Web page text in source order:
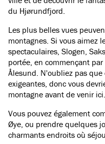
du Hjørundfjord.
Les plus belles vues
montagnes. Si vous aimez
spectaculaires, Slogen,
portée, en commençant
Ålesund. N'oubliez pas
exigeantes, donc vous
montagne avant de venir ici.
Vous pouvez également
Øye, ou prendre quelques
charmants endroits où